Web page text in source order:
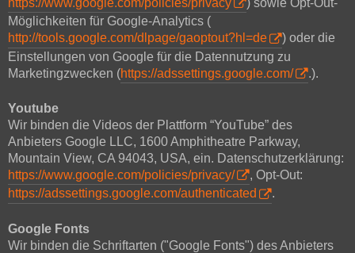
Möglichkeiten für Google-Analytics (
http://tools.google.com/dlpage/gaoptout?hl=de
) oder die
Einstellungen von Google für die Datennutzung zu
Marketingzwecken (https://adssettings.google.com/ .).
Youtube
Wir binden die Videos der Plattform “YouTube” des
Anbieters Google LLC, 1600 Amphitheatre Parkway,
Mountain View, CA 94043, USA, ein. Datenschutzerklärung:
https://www.google.com/policies/privacy/
, Opt-Out:
https://adssettings.google.com/authenticated
.
Google Fonts
Wir binden die Schriftarten ("Google Fonts") des Anbieters